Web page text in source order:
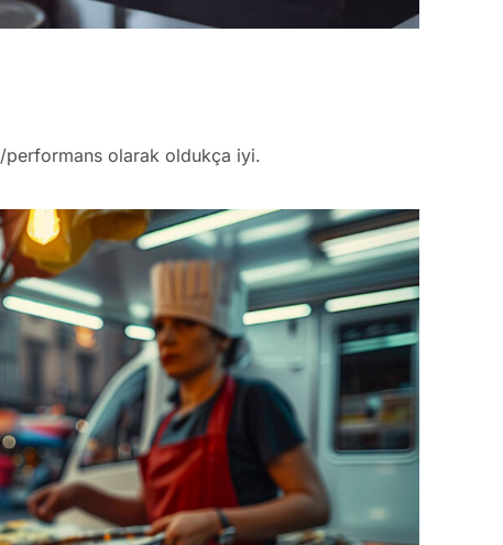
performans olarak oldukça iyi.